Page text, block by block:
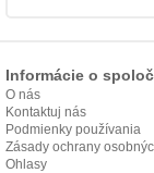
Informácie o
O nás
Kontaktuj nás
Podmienky používania
Zásady ochrany
údajov
Ohlasy